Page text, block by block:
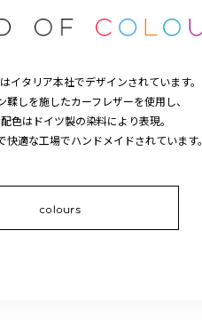
イタリア本社でデザインされています。
鞣しを施したカーフレザーを使用し、
色はドイツ製の染料により表現。
快適な工場でハンドメイドされています。